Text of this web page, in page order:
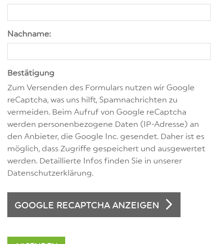
Nachname:
Bestätigung
Zum Versenden des Formulars nutzen wir Google
reCaptcha, was uns hilft, Spamnachrichten zu
vermeiden. Beim Aufruf von Google reCaptcha
werden personenbezogene Daten (IP-Adresse) an
den Anbieter, die Google Inc. gesendet. Daher ist es
möglich, dass Zugriffe gespeichert und ausgewertet
werden. Detaillierte Infos finden Sie in unserer
Datenschutzerklärung.
GOOGLE RECAPTCHA ANZEIGEN